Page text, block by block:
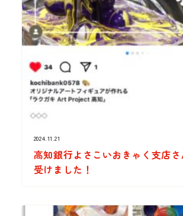
2024.11.21
高知銀行よさこいおきゃく支店
受けました！